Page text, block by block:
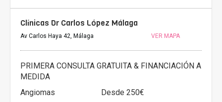
Clínicas Dr Carlos López Málaga
Av Carlos Haya 42, Málaga VER MAPA
PRIMERA CONSULTA GRATUITA & FINANCIACIÓN A
MEDIDA
Angiomas
Desde 250€